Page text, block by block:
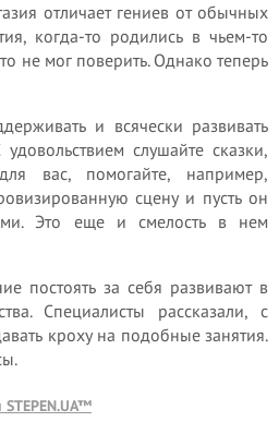
отличает гениев от обычных
когда-то родились в чьем-то
не мог поверить. Однако теперь
и всячески развивать
слушайте сказки,
вас, помогайте, например,
сцену и пусть он
Это еще и смелость в нем
постоять за себя развивают в
Специалисты рассказали, с
кроху на подобные занятия.